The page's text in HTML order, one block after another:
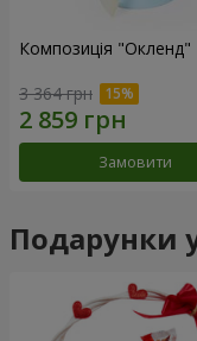
Композиція "Окленд"
3 364 грн
Замовити
Подарунки